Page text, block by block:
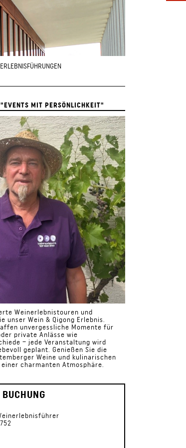
MIT PERSÖNLICHKEIT"
Weinerlebnistouren und
unser Wein & Qigong Erlebnis.
unvergessliche Momente für
private Anlässe wie
– jede Veranstaltung wird
geplant. Genießen Sie die
Weine und kulinarischen
charmanten Atmosphäre.